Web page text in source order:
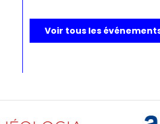
Voir tous les